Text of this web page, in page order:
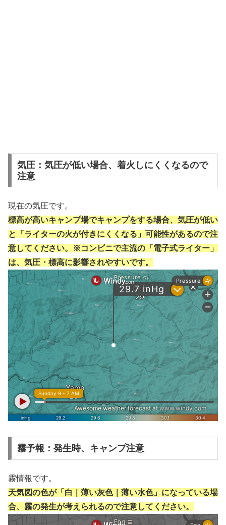
気圧：気圧が低い場合、着火しにくくなるので
注意
現在の気圧です。
標高が高いキャンプ場でキャンプをする場合、気圧が低い
と「ライターの火が付きにくくなる」可能性があるので注
意してください。※コンビニで主流の「電子式ライター」
は、気圧・標高に影響されやすいです。
霧予報：発生時、キャンプ注意
霧情報です。
天気図の色が「白｜薄い灰色｜薄い水色」になっている場
合、霧の発生が考えられるので注意してください。